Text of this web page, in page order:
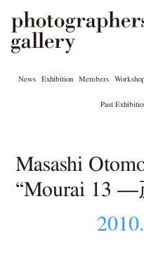
News Exhibition Members
Past
Masashi
“Mourai 13 —